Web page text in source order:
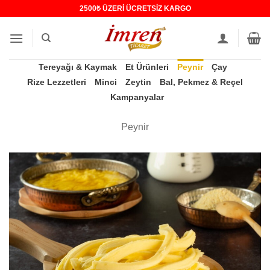
2500₺ ÜZERİ ÜCRETSİZ KARGO
Tereyağı & Kaymak Et Ürünleri Peynir
Çay
Rize Lezzetleri
Minci Zeytin
Bal, Pekmez & Reçel
Kampanyalar
Peynir